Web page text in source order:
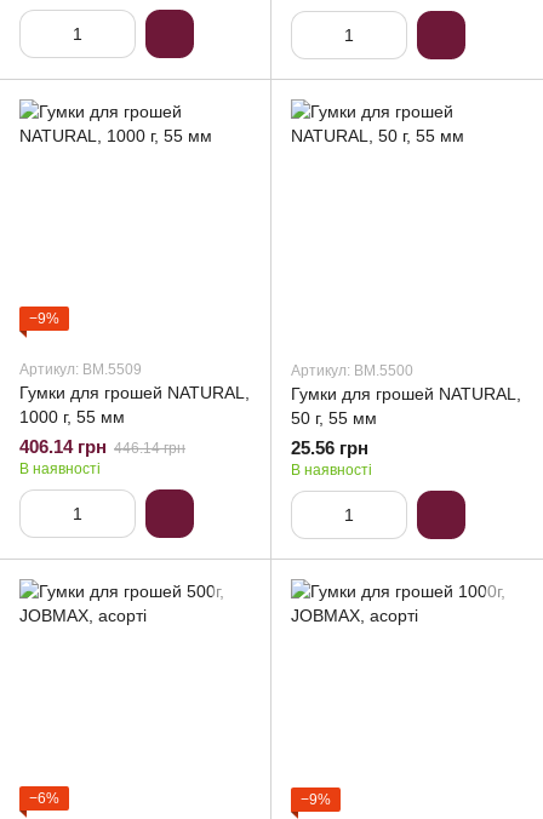
−9%
Артикул: BM.5509
Гумки для грошей NATURAL,
1000 г, 55 мм
406.14 грн 446.14 грн
В наявності
Артикул: BM.5500
Гумки для грошей NATURAL,
50 г, 55 мм
25.56 грн
В наявності
−6% −9%